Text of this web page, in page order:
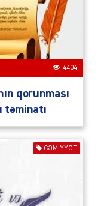
4404
qorunması
təminatı
CƏMIYYƏT